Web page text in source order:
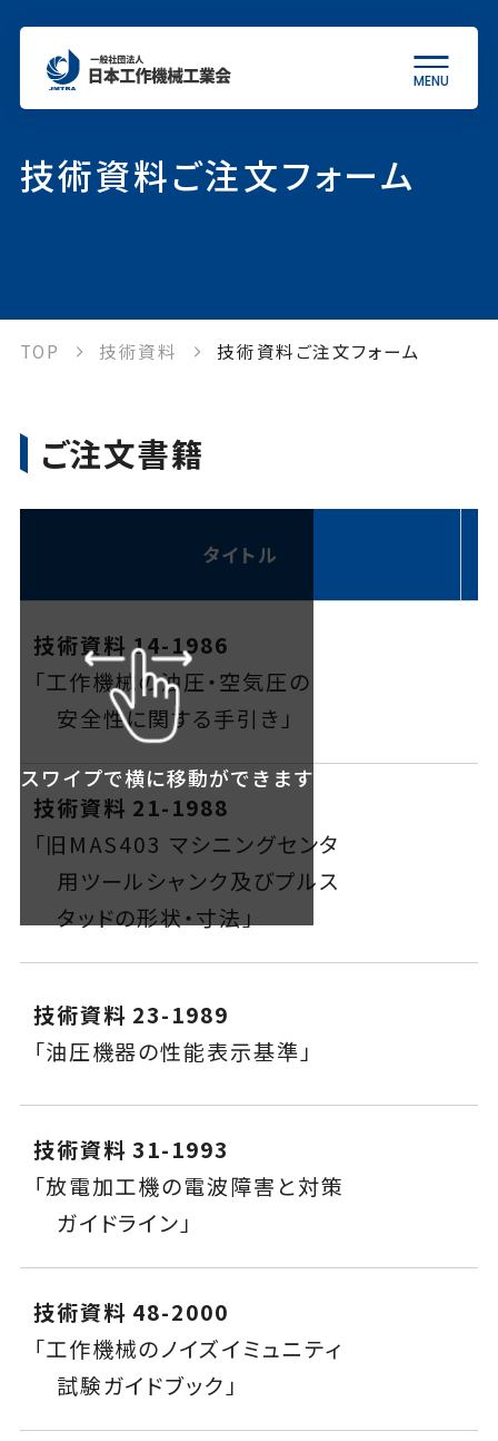
MENU
ENGLISH
会員ログイン
入会案内 会員名簿
当会について
統計情報
お問い合わせ
技術資料ご注文フォーム
TOP 技術資料 技術資料ご注文フォーム
ご注文書籍
スワイプで横に移動ができます
タイトル
技術資料 14-1986
「工作機械の油圧・空気圧の
安全性に関する手引き」
技術資料 21-1988
「旧MAS403 マシニングセンタ
用ツールシャンク及びプルス
タッドの形状・寸法」
技術資料 23-1989
「油圧機器の性能表示基準」
技術資料 31-1993
「放電加工機の電波障害と対策
ガイドライン」
技術資料 48-2000
「工作機械のノイズイミュニティ
試験ガイドブック」